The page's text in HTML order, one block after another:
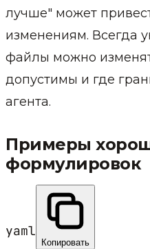
лучше" может
изменениям. Всегда
файлы можно
допустимы и где
агента.
Примеры
формулировок
yaml
Копировать